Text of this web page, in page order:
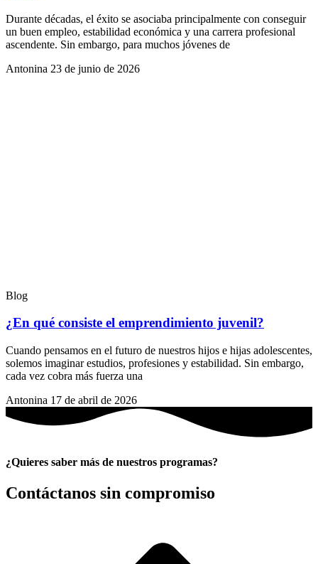
Durante décadas, el éxito se asociaba principalmente con conseguir
un buen empleo, estabilidad económica y una carrera profesional
ascendente. Sin embargo, para muchos jóvenes de
Antonina 23 de junio de 2026
Blog
¿En qué consiste el emprendimiento juvenil?
Cuando pensamos en el futuro de nuestros hijos e hijas adolescentes,
solemos imaginar estudios, profesiones y estabilidad. Sin embargo,
cada vez cobra más fuerza una
Antonina 17 de abril de 2026
¿Quieres saber más de nuestros programas?
Contáctanos sin compromiso